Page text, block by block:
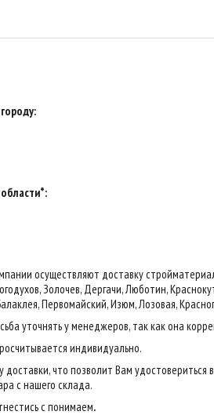
осуществляют доставку
Золочев, Дергачи, Люботин,
Первомайский, Изюм, Лозовая,
уточнять у менеджеров, так как она
индивидуально.
что позволит Вам
с нашего склада.
с понимаем.